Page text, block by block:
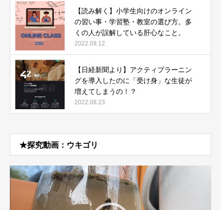
【読み解く】小学生向けのオンライン
の習い事・学習塾・教室の選び方。多
くの人が誤解している肝心なこと。
2022.09.12
【日経新聞より】アクティブラーニン
グを導入したのに「受け身」な生徒が
増えてしまうの！？
2022.08.23
★探究動画：ウキゴリ
動
画
プ